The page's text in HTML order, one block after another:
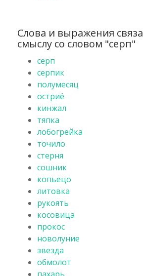
Слова и выражения
смыслу со словом "серп"
серп
серпик
полумесяц
остриё
кинжал
тяпка
лобогрейка
точило
стерня
сошник
копьецо
литовка
рукоять
косовица
прокос
новолуние
звезда
обмолот
пахарь